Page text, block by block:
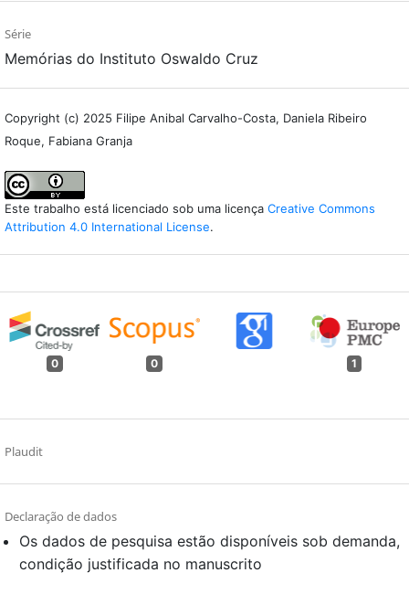
Série
Memórias do Instituto Oswaldo Cruz
Copyright (c) 2025 Filipe Anibal Carvalho-Costa, Daniela Ribeiro
Roque, Fabiana Granja
Este trabalho está licenciado sob uma licença Creative Commons
Attribution 4.0 International License.
0 0 1
Plaudit
Declaração de dados
Os dados de pesquisa estão disponíveis sob demanda,
condição justificada no manuscrito